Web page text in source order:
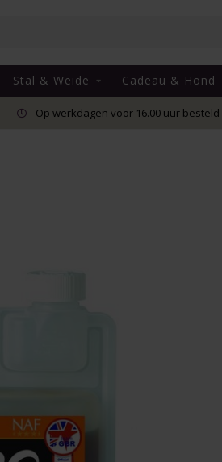
Stal & Weide Cadeau & Hond
Op werkdagen voor 16.00 uur